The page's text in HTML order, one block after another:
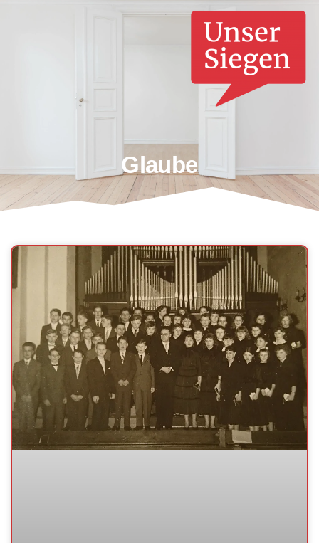
Glaube